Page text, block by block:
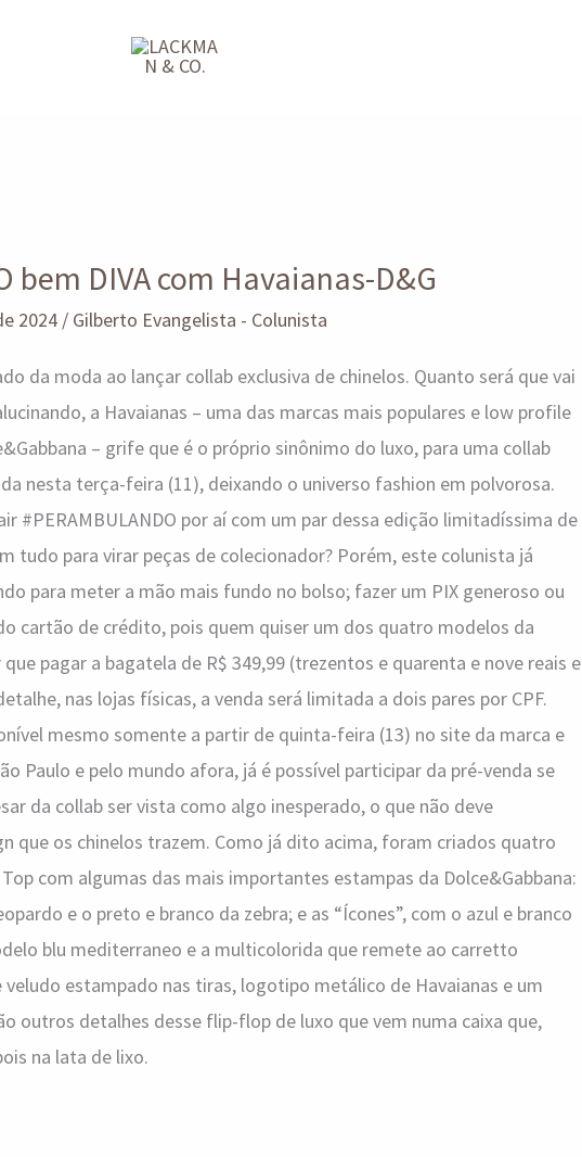
bem DIVA com Havaianas-D&G
2024 / Gilberto Evangelista - Colunista
da moda ao lançar collab exclusiva de chinelos. Quanto será que vai
a Havaianas – uma das marcas mais populares e low profile
– grife que é o próprio sinônimo do luxo, para uma collab
nesta terça-feira (11), deixando o universo fashion em polvorosa.
#PERAMBULANDO por aí com um par dessa edição limitadíssima de
tudo para virar peças de colecionador? Porém, este colunista já
para meter a mão mais fundo no bolso; fazer um PIX generoso ou
cartão de crédito, pois quem quiser um dos quatro modelos da
que pagar a bagatela de R$ 349,99 (trezentos e quarenta e nove reais e
nas lojas físicas, a venda será limitada a dois pares por CPF.
mesmo somente a partir de quinta-feira (13) no site da marca e
Paulo e pelo mundo afora, já é possível participar da pré-venda se
da collab ser vista como algo inesperado, o que não deve
que os chinelos trazem. Como já dito acima, foram criados quatro
com algumas das mais importantes estampas da Dolce&Gabbana:
e o preto e branco da zebra; e as “Ícones”, com o azul e branco
blu mediterraneo e a multicolorida que remete ao carretto
estampado nas tiras, logotipo metálico de Havaianas e um
outros detalhes desse flip-flop de luxo que vem numa caixa que,
na lata de lixo.